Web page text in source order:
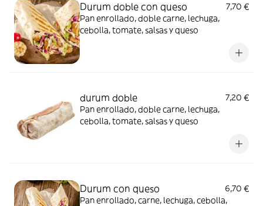
Durum doble con queso
7,70 €
Pan enrollado, doble carne, lechuga,
cebolla, tomate, salsas y queso
durum doble
7,20 €
Pan enrollado, doble carne, lechuga,
cebolla, tomate, salsas y queso
Durum con queso
6,70 €
Pan enrollado, carne, lechuga, cebolla,